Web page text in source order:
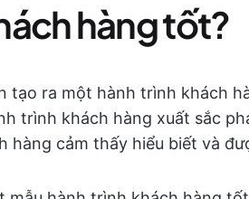
hàng tốt?
tạo ra một hành trình khách
trình khách hàng xuất sắc
hàng cảm thấy hiểu biết và